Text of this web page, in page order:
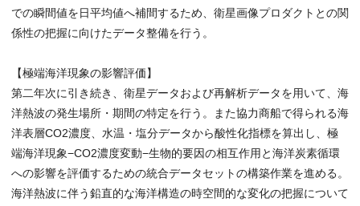
での瞬間値を日平均値へ補間するため、衛星画像プロダクトとの関
係性の把握に向けたデータ整備を行う。
【極端海洋現象の影響評価】
第二年次に引き続き、衛星データおよび再解析データを用いて、海
洋熱波の発生場所・期間の特定を行う。また協力商船で得られる海
洋表層CO2濃度、水温・塩分データから酸性化指標を算出し、極
端海洋現象−CO2濃度変動−生物的要因の相互作用と海洋炭素循環
への影響を評価するための統合データセットの構築作業を進める。
海洋熱波に伴う鉛直的な海洋構造の時空間的な変化の把握について